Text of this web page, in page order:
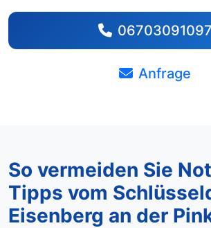
06703091097
Anfrage
So vermeiden Sie
Tipps vom
Eisenberg an der